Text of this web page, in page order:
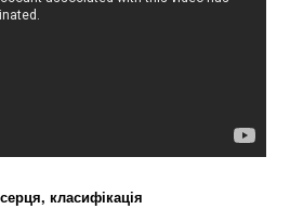
класифікація